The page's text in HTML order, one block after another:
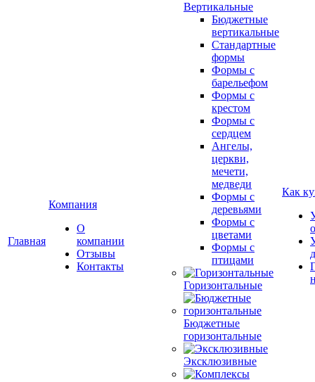
Главная
Компания
О
компании
Отзывы
Контакты
Вертикальные
Бюджетные
вертикальные
Стандартные
формы
Формы с
барельефом
Формы с
крестом
Формы с
сердцем
Ангелы,
церкви,
мечети,
медведи
Формы с
деревьями
Формы с
цветами
Формы с
птицами
Горизонтальные
Бюджетные
горизонтальные
Эксклюзивные
Как